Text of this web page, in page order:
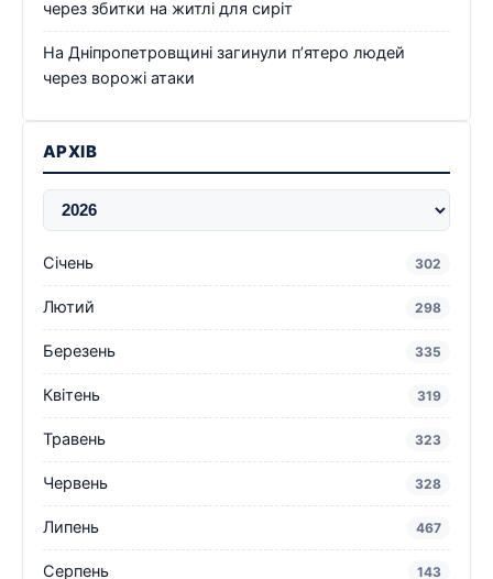
через збитки на житлі для сиріт
На Дніпропетровщині загинули п’ятеро людей
через ворожі атаки
АРХІВ
Січень 302
Лютий 298
Березень 335
Квітень 319
Травень 323
Червень 328
Липень 467
Серпень 143